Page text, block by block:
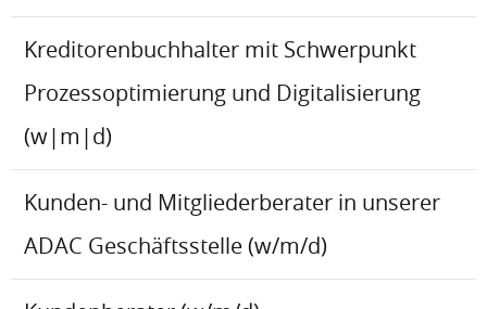
Kreditorenbuchhalter mit Schwerpunkt
Prozessoptimierung und Digitalisierung
(w|m|d)
Kunden- und Mitgliederberater in unserer
ADAC Geschäftsstelle (w/m/d)